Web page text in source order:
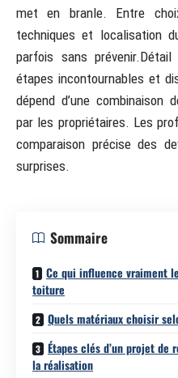
met en branle. Entre
techniques et localisation
parfois sans
étapes incontournables et
dépend d’une
par les propriétaires. Les
comparaison précise des
surprises.
Sommaire
Ce qui influence vraiment
toiture
Quels matériaux choisir
Étapes clés d’un projet
la réalisation